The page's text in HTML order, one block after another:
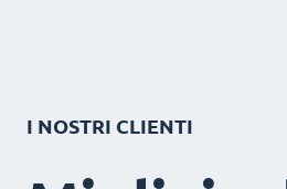
I NOSTRI CLIENTI